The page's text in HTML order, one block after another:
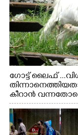
ഗോട്ട് ലൈഫ്
കീറാൻ
വേണ്ടിയായി
നിന്നുള്ള കാഴ്ച